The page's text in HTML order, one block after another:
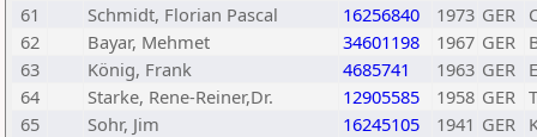
61
Schmidt, Florian Pascal 16256840 1973 GER
62
Bayar, Mehmet 34601198 1967 GER
63
König, Frank 4685741 1963 GER
64
Starke, Rene-Reiner,Dr. 12905585 1958 GER
65
Sohr, Jim 16245105 1941 GER